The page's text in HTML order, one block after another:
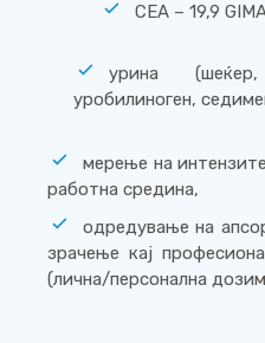
СЕА – 19,9
урина
уробилиноген,
мерење на
работна средина,
одредување на
зрачење кај
(лична/персонална